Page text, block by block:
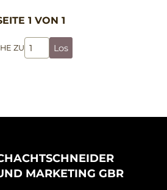
1 VON 1
ZU Los
MARKETING GBR